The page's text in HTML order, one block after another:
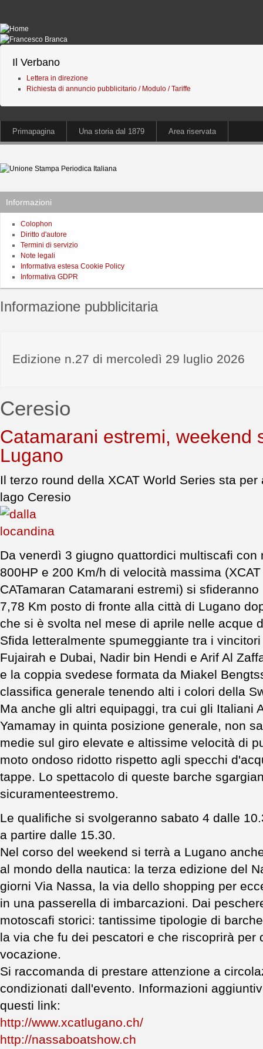
Il Verbano
Lettera in direzione
Richiesta di annuncio pubblicitario / Modulo / Tariffe
Primapagina Una storia dal 1879 Area riservata
Informazioni
Colophon
Diritto d'autore
Termini di servizio
Note legali
Informativa estesa Cookie Policy
Informativa GDPR
Informazione pubblicitaria
Edizione n.27 di mercoledì 29 luglio 2026
Ceresio
Catamarani estremi, weekend
Lugano
Il terzo round della XCAT World Series sta
lago Ceresio
Da venerdì 3 giugno quattordici multiscafi con
800HP e 200 Km/h di velocità massima
CATamaran Catamarani estremi) si
7,78 Km posto di fronte alla città di Lugano
che si è svolta nel mese di aprile nelle acque
Sfida letteralmente spumeggiante tra i
Fujairah e Dubai, Nadir bin Hendi e Arif Al
e la coppia svedese formata da Miakel
classifica generale tenendo alti i colori della
Ma anche gli altri equipaggi, tra cui gli Italiani
Yamamay in quinta posizione generale, non
medie sul giro elevate e altissime velocità di
moto ondoso ridotto rispetto agli specchi
tappe. Lo spettacolo di queste barche
sicuramenteestremo.
Le qualifiche si svolgeranno sabato 4 dalle
a partire dalle 15.30.
Nel corso del weekend si terrà a Lugano
al mondo della nautica: la terza edizione del
giorni Via Nassa, la via dello shopping per
in una passerella di imbarcazioni. Dai
motoscafi storici: tantissime tipologie di
la via che fu dei pescatori e che riscoprirà per
vocazione.
Si raccomanda di prestare attenzione a
condizionati dall'evento. Informazioni
questi link:
http://www.xcatlugano.ch/
http://nassaboatshow.ch